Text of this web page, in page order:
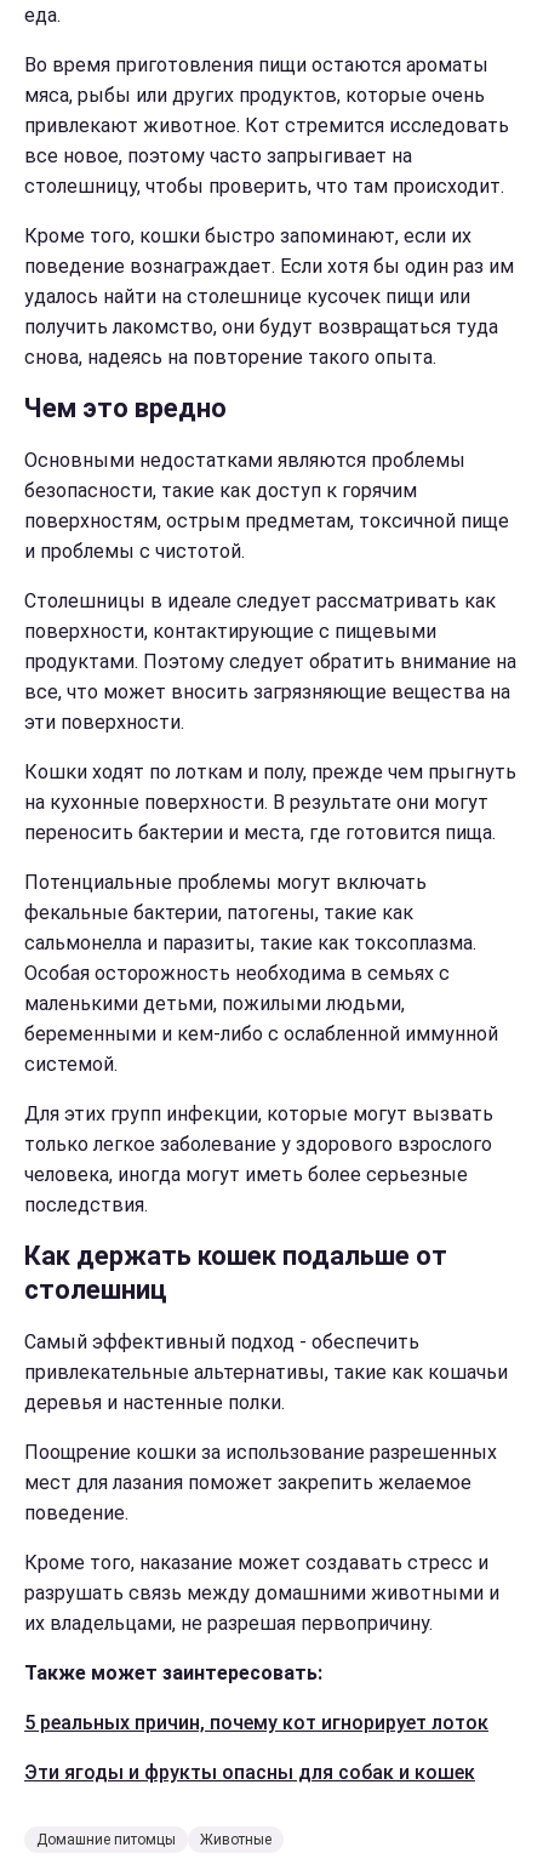
еда.
Во время приготовления пищи остаются ароматы
мяса, рыбы или других продуктов, которые очень
привлекают животное. Кот стремится исследовать
все новое, поэтому часто запрыгивает на
столешницу, чтобы проверить, что там происходит.
Кроме того, кошки быстро запоминают, если их
поведение вознаграждает. Если хотя бы один раз им
удалось найти на столешнице кусочек пищи или
получить лакомство, они будут возвращаться туда
снова, надеясь на повторение такого опыта.
Чем это вредно
Основными недостатками являются проблемы
безопасности, такие как доступ к горячим
поверхностям, острым предметам, токсичной пище
и проблемы с чистотой.
Столешницы в идеале следует рассматривать как
поверхности, контактирующие с пищевыми
продуктами. Поэтому следует обратить внимание на
все, что может вносить загрязняющие вещества на
эти поверхности.
Кошки ходят по лоткам и полу, прежде чем прыгнуть
на кухонные поверхности. В результате они могут
переносить бактерии и места, где готовится пища.
Потенциальные проблемы могут включать
фекальные бактерии, патогены, такие как
сальмонелла и паразиты, такие как токсоплазма.
Особая осторожность необходима в семьях с
маленькими детьми, пожилыми людьми,
беременными и кем-либо с ослабленной иммунной
системой.
Для этих групп инфекции, которые могут вызвать
только легкое заболевание у здорового взрослого
человека, иногда могут иметь более серьезные
последствия.
Как держать кошек подальше от
столешниц
Самый эффективный подход - обеспечить
привлекательные альтернативы, такие как кошачьи
деревья и настенные полки.
Поощрение кошки за использование разрешенных
мест для лазания поможет закрепить желаемое
поведение.
Кроме того, наказание может создавать стресс и
разрушать связь между домашними животными и
их владельцами, не разрешая первопричину.
Также может заинтересовать:
5 реальных причин, почему кот игнорирует лоток
Эти ягоды и фрукты опасны для собак и кошек
Домашние питомцы Животные